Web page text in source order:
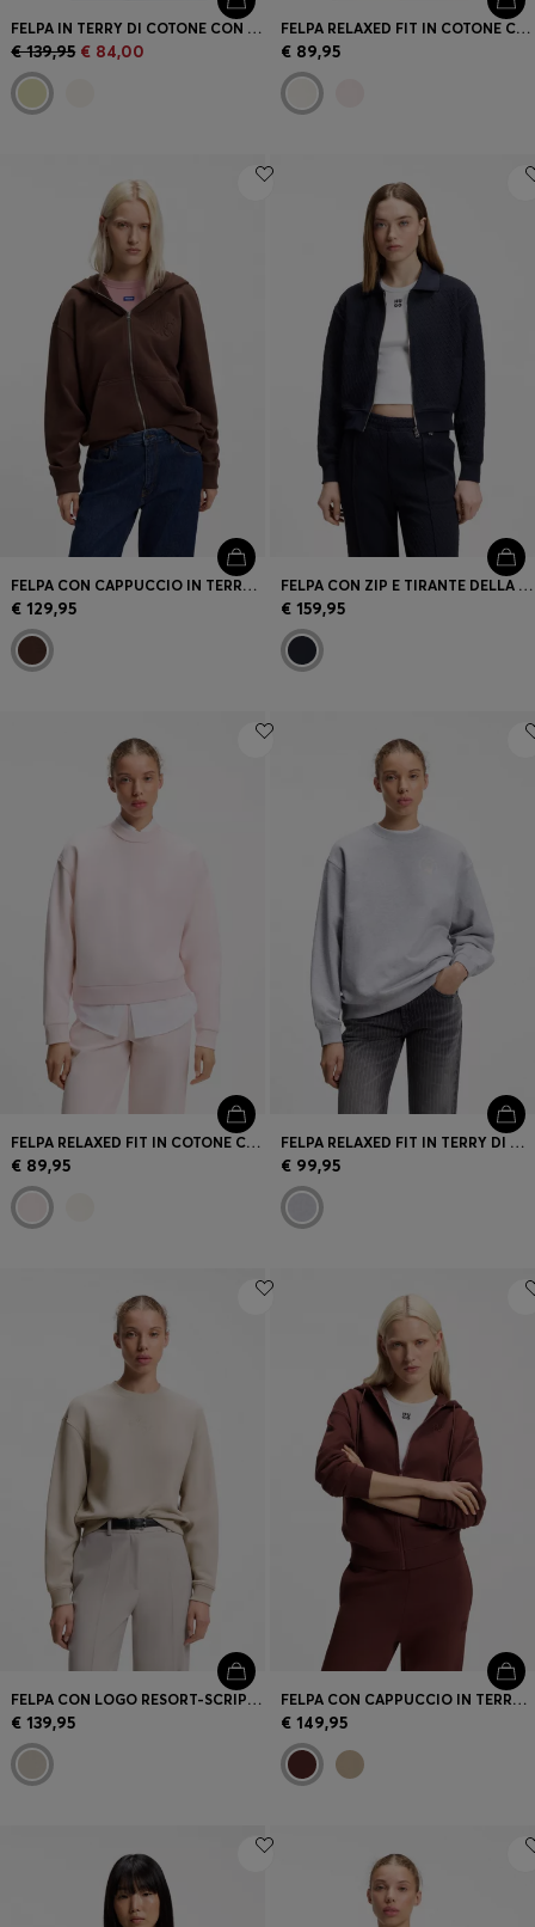
FELPA IN TERRY DI COTONE CON LOGO RICAMATO
€ 139,95 € 84,00
FELPA RELAXED FIT IN COTONE CON LOGO RICAMATO
€ 89,95
FELPA CON CAPPUCCIO IN TERRY DI COTONE CON ZIP E LOGO GOFFRATO
€ 129,95
FELPA CON ZIP E TIRANTE DELLA ZIP CON LOGO SCOMPOSTO
€ 159,95
FELPA RELAXED FIT IN COTONE CON LOGO RICAMATO
€ 89,95
FELPA RELAXED FIT IN TERRY DI COTONE CON STAMPE GRAFICHE
€ 99,95
FELPA CON LOGO RESORT-SCRIPT IN COTONE
€ 139,95
FELPA CON CAPPUCCIO IN TERRY DI COTONE CON ZIP E LOGO SCOMPOSTO RICAMATO
€ 149,95